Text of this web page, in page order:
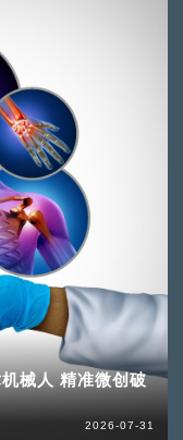
械人 精准微创破
2026-07-31